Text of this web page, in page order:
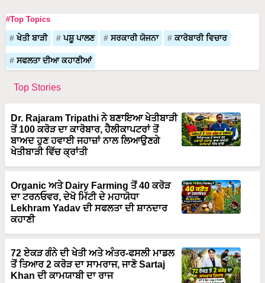
#Top Topics
ਖੇਤੀ ਬਾੜੀ ਪਸ਼ੂ ਪਾਲਣ ਸਰਕਾਰੀ ਯੋਜਨਾ ਕਾਰੋਬਾਰੀ ਵਿਚਾਰ
ਸਫਲਤਾ ਦੀਆ ਕਹਾਣੀਆਂ
Top Stories
Dr. Rajaram Tripathi ਨੇ ਬਣਾਇਆ ਖੇਤੀਬਾੜੀ
ਤੋਂ 100 ਕਰੋੜ ਦਾ ਕਾਰੋਬਾਰ, ਹੈਲੀਕਾਪਟਰਾਂ ਤੋਂ
ਬਾਅਦ ਹੁਣ ਹਵਾਈ ਜਹਾਜ਼ਾਂ ਨਾਲ ਲਿਆਉਣਗੇ
ਖੇਤੀਬਾੜੀ ਵਿੱਚ ਕ੍ਰਾਂਤੀ
Organic ਅਤੇ Dairy Farming ਤੋਂ 40 ਕਰੋੜ
ਦਾ ਟਰਨਓਵਰ, ਦੇਖੋ ਮਿੱਟੀ ਦੇ ਮਹਾਯੋਧਾ
Lekhram Yadav ਦੀ ਸਫਲਤਾ ਦੀ ਸ਼ਾਨਦਾਰ
ਕਹਾਣੀ
72 ਏਕੜ ਗੰਨੇ ਦੀ ਖੇਤੀ ਅਤੇ ਅੰਤਰ-ਫਸਲੀ ਮਾਡਲ
ਤੋਂ ਤਿਆਰ 2 ਕਰੋੜ ਦਾ ਸਾਮਰਾਜ, ਜਾਣੋ Sartaj
Khan ਦੀ ਕਾਮਯਾਬੀ ਦਾ ਰਾਜ